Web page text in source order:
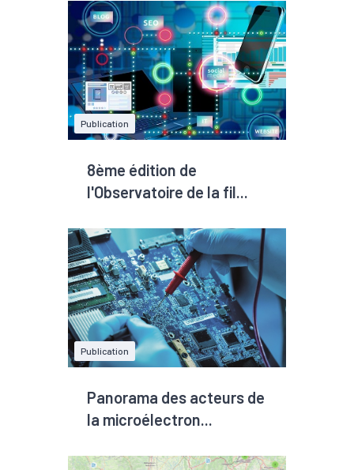
Publication
8ème édition de
l'Observatoire de la fil...
Publication
Panorama des acteurs de
la microélectron...